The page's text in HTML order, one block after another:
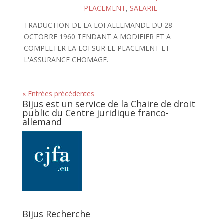
PLACEMENT, SALARIE
TRADUCTION DE LA LOI ALLEMANDE DU 28
OCTOBRE 1960 TENDANT A MODIFIER ET A
COMPLETER LA LOI SUR LE PLACEMENT ET
L'ASSURANCE CHOMAGE.
« Entrées précédentes
Bijus est un service de la Chaire de droit
public du Centre juridique franco-
allemand
Bijus Recherche